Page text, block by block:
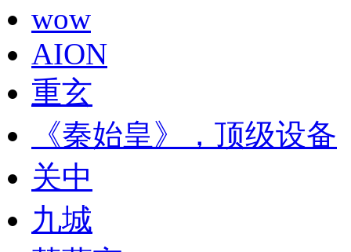
wow
AION
重玄
《秦始皇》，顶级设备
关中
九城